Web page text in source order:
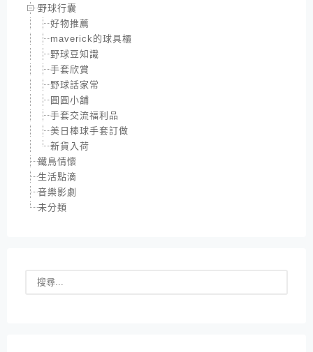
野球行囊
好物推薦
maverick的球具櫃
野球豆知識
手套欣賞
野球話家常
圓圓小舖
手套交流福利品
美日棒球手套訂做
新貨入荷
鐵鳥情懷
生活點滴
音樂影劇
未分類